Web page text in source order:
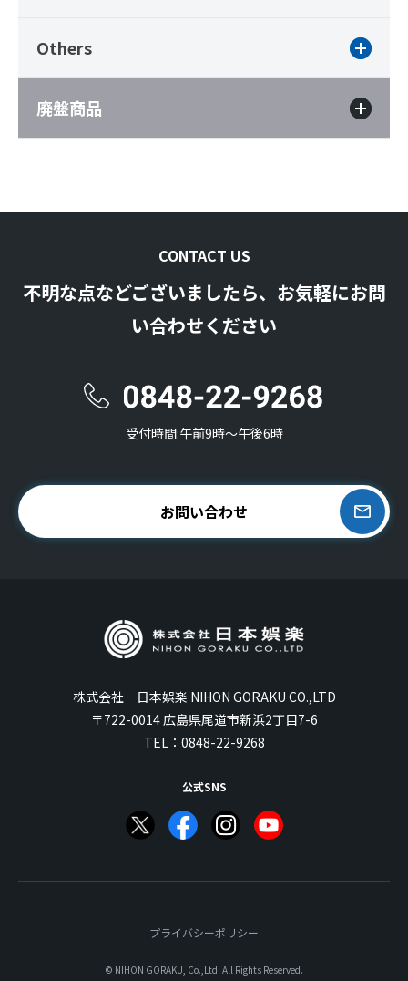
Others
廃盤商品
CONTACT US
不明な点などございましたら、お気軽にお問
い合わせください
受付時間:午前9時〜午後6時
お問い合わせ
株式会社 日本娯楽 NIHON GORAKU CO.,LTD
〒722-0014 広島県尾道市新浜2丁目7-6
TEL： 0848-22-9268
公式SNS
プライバシーポリシー
© NIHON GORAKU, Co.,Ltd. All Rights Reserved.